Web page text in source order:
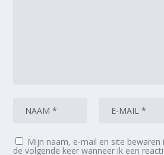
Mijn naam, e-mail en site
de volgende keer wanneer ik een